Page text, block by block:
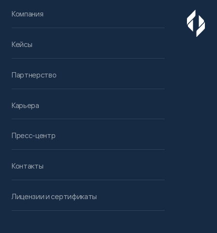
Компания
Кейсы
Партнерство
Карьера
Пресс-центр
Контакты
Лицензии и сертификаты